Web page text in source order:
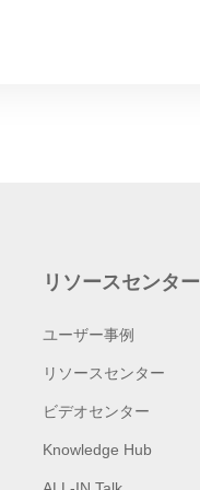
リソースセンター
ユーザー事例
リソースセンター
ビデオセンター
Knowledge Hub